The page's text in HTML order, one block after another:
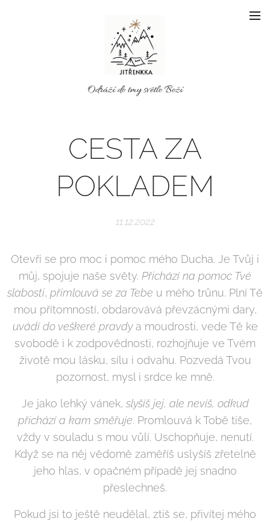
Odráží do tmy světlo Boží
CESTA ZA
POKLADEM
11.12.2022
Otevři se pro moc i pomoc mého Ducha. Je Tvůj i
můj, spojuje naše světy. Přichází na pomoc Tvé
slabosti, přimlouvá se za Tebe u mého trůnu. Plní Tě
mou přítomností, obdarovává převzácnými dary,
uvádí do veškeré pravdya moudrosti, vede Tě ke
svobodě i k zodpovědnosti, rozhojňuje ve Tvém
životě mou lásku, sílu i odvahu. Pozvedá Tvou
pozornost, mysl i srdce ke mně.
Je jako lehký vánek, slyšíš jej, ale nevíš, odkud
přichází a kam směřuje. Promlouvá k Tobě tiše,
vždy v souladu s mou vůlí. Uschopňuje, nenutí.
Když se na něj vědomě zaměříš uslyšíš zřetelně
jeho hlas, v opačném případě jej snadno
přeslechneš.
Pokud jsi to ještě neudělal, ztiš se, přivítej mého